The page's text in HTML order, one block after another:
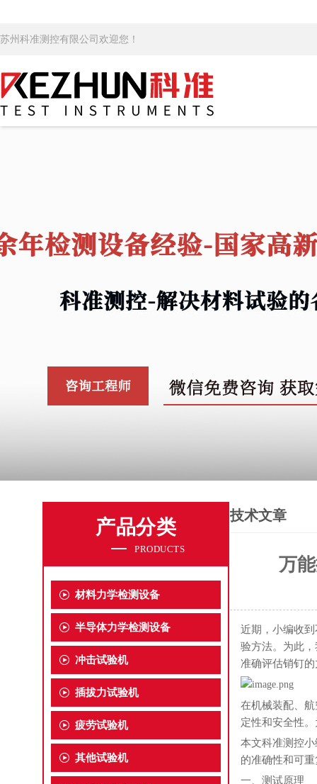
苏州科准测控有限公司欢迎您！
产品分类
PRODUCTS
材料力学检测设备
半导体力学检测设备
冲击试验机
插拔力试验机
疲劳试验机
其他试验机
技术文章
万
近期，小编收
验方法。为此
准确评估销钉
在机械装配、
定性和安全性
本文科准测控
的准确性和可
一、测试原理